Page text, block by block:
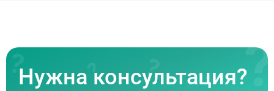
Нужна консультация?